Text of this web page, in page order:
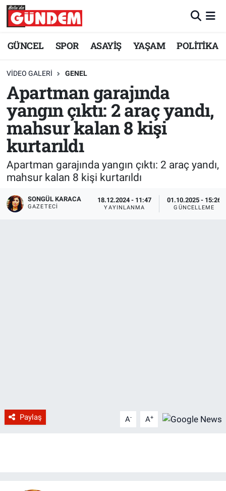
GÜNCEL SPOR ASAYİŞ YAŞAM POLİTİKA
VIDEO GALERI GENEL
Apartman garajında
yangın çıktı: 2 araç yandı,
mahsur kalan 8 kişi
kurtarıldı
Apartman garajında yangın çıktı: 2 araç yandı,
mahsur kalan 8 kişi kurtarıldı
SONGÜL KARACA
GAZETECI
18.12.2024 - 11:47
YAYINLANMA
01.10.2025 - 15:26
GÜNCELLEME
Paylaş A- A+
Merkez Nöbetçi Eczaneler
Merkez Trafik Yoğunluk Haritası
Süper Lig Puan Durumu ve Fikstür
Tüm Manşetler
Son Dakika Haberleri
Haber Arşivi